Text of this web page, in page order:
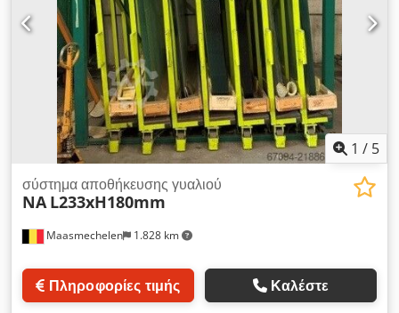
1 / 5
Maasmechelen 1.828 km
σύστημα αποθήκευσης γυαλιού
NA L233xH180mm
Πληροφορίες τιμής Καλέστε